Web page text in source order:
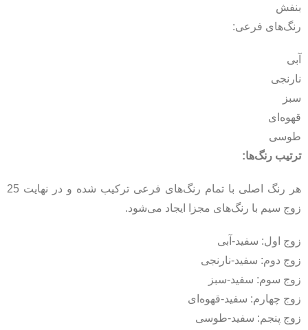
بنفش
رنگ‌های فرعی:
آبی
نارنجی
سبز
قهوه‌ای
طوسی
ترتیب رنگ‌ها:
هر رنگ اصلی با تمام رنگ‌های فرعی ترکیب شده و در نهایت 25
زوج سیم با رنگ‌های مجزا ایجاد می‌شود.
زوج اول: سفید-آبی
زوج دوم: سفید-نارنجی
زوج سوم: سفید-سبز
زوج چهارم: سفید-قهوه‌ای
زوج پنجم: سفید-طوسی